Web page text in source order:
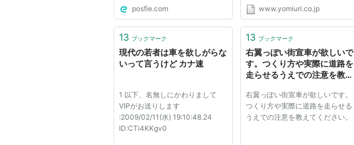
posfie.com
疑者を電磁的公正証書原本不実記
発表では、両容疑者は２０１０年
９月１７日、国土交通省函館運...
www.yomiuri.co.jp
13 ブックマーク
現代の若者は車を欲しがらな
いって言うけど カナ速
1 以下、名無しにかわりまして
VIPがお送りします
:2009/02/11(水) 19:10:48.24
ID:CTi4KKgv0
13 ブックマーク
右翼っぽい街宣車が欲しいで
す。つくり方や実際に道路を
走らせるうえでの注意を教え
右翼っぽい街宣車が欲しいです。
つくり方や実際に道路を走らせる
うえでの注意を教えてください。